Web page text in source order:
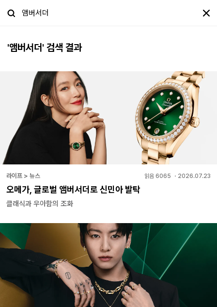
'앰버서더 ' 검색 결과
라이프 > 뉴스 읽음 6065 ・ 2026.07.23
오메가, 글로벌 앰버서더로 신민아 발탁
클래식과 우아함의 조화